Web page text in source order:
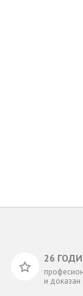
26
и доказан